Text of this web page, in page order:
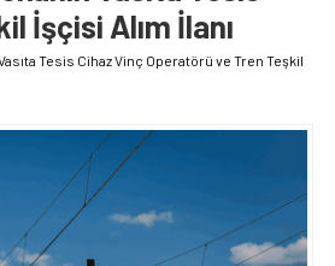
Çıkarıyor
İşçisi Alım İlanı
Tesis Cihaz Vinç Operatörü ve Tren Teşkil